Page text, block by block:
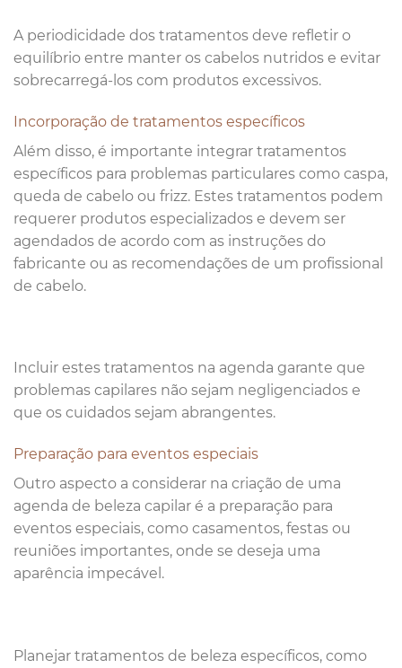
A periodicidade dos tratamentos deve refletir o
equilíbrio entre manter os cabelos nutridos e evitar
sobrecarregá-los com produtos excessivos.
Incorporação de tratamentos específicos
Além disso, é importante integrar tratamentos
específicos para problemas particulares como caspa,
queda de cabelo ou frizz. Estes tratamentos podem
requerer produtos especializados e devem ser
agendados de acordo com as instruções do
fabricante ou as recomendações de um profissional
de cabelo.
Incluir estes tratamentos na agenda garante que
problemas capilares não sejam negligenciados e
que os cuidados sejam abrangentes.
Preparação para eventos especiais
Outro aspecto a considerar na criação de uma
agenda de beleza capilar é a preparação para
eventos especiais, como casamentos, festas ou
reuniões importantes, onde se deseja uma
aparência impecável.
Planejar tratamentos de beleza específicos, como